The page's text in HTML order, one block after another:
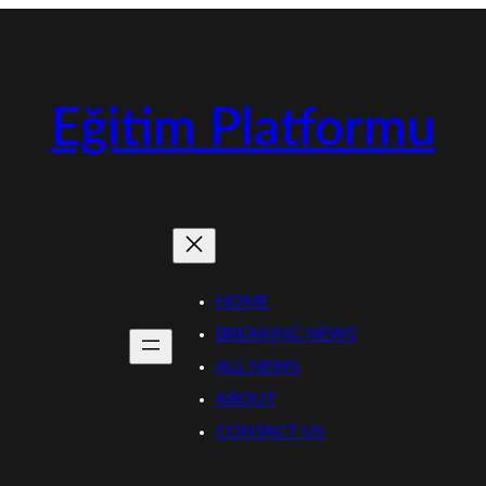
Eğitim Platformu
HOME
BREAKING NEWS
ALL NEWS
ABOUT
CONTACT US